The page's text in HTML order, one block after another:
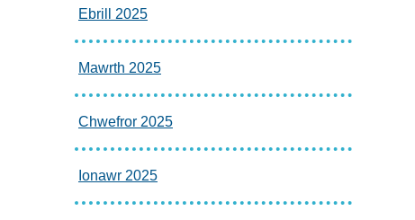
Ebrill 2025
Mawrth 2025
Chwefror 2025
Ionawr 2025